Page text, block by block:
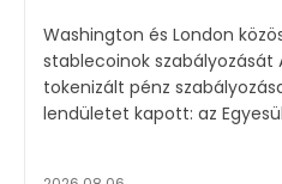
Washington és London
stablecoinok szabályozását A digitális dollár és a
tokenizált pénz
lendületet kapott: az